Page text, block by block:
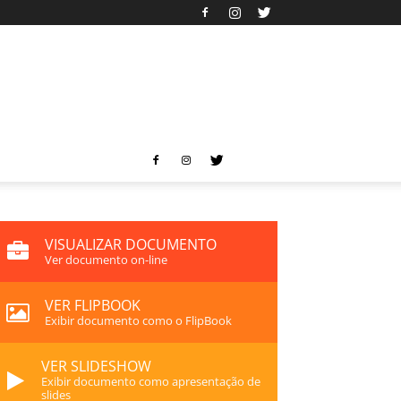
VISUALIZAR DOCUMENTO
Ver documento on-line
VER FLIPBOOK
Exibir documento como o FlipBook
VER SLIDESHOW
Exibir documento como apresentação de
slides